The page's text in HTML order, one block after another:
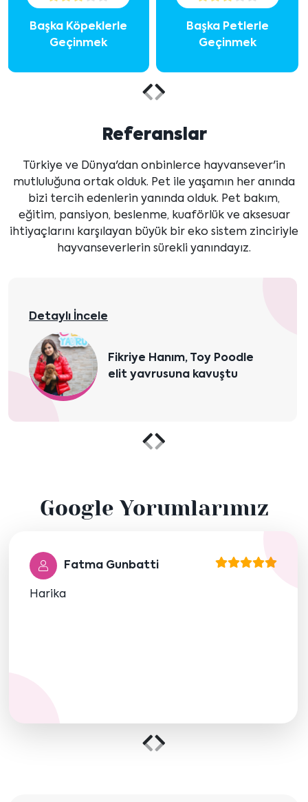
Başka Köpeklerle
Geçinmek
Başka Petlerle
Geçinmek
Önceki
içeriği
göster
içeriği
göster
Referanslar
Türkiye ve Dünya'dan onbinlerce hayvansever'in
mutluluğuna ortak olduk. Pet ile yaşamın her anında
bizi tercih edenlerin yanında olduk. Pet bakım,
eğitim, pansiyon, beslenme, kuaförlük ve aksesuar
ihtiyaçlarını karşılayan büyük bir eko sistem zinciriyle
hayvanseverlerin sürekli yanındayız.
Detaylı İncele
Fikriye Hanım, Toy Poodle
elit yavrusuna kavuştu
Önceki
göster
göster
Google Yorumlarımız
Fatma Gunbatti
Harika
Önceki